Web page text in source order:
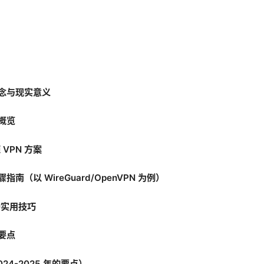
与现实意义
览
VPN 方案
指南（以 WireGuard/OpenVPN 为例）
用技巧
点